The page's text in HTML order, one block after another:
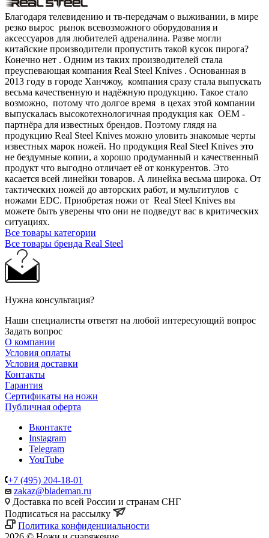
Благодаря телевидению и тв-передачам о выживании, в мире
резко вырос рынок всевозможного оборудования и
аксессуаров для любителей адреналина. Разве могли
китайские производители пропустить такой кусок пирога?
Конечно нет . Одним из таких производителей стала
преуспевающая компания Real Steel Knives . Основанная в
2013 году в городе Ханчжоу, компания сразу стала выпускать
весьма качественную и надёжную продукцию. Такое стало
возможно, потому что долгое время в цехах этой компании
выпускалась высокотехнологичная продукция как OEM -
партнёра для известных брендов. Поэтому глядя на
продукцию Real Steel Knives можно уловить знакомые черты
известных марок ножей. Но продукция Real Steel Knives это
не бездумные копии, а хорошо продуманный и качественный
продукт что выгодно отличает её от конкурентов. Это
касается всей линейки товаров. А линейка весьма широка. От
тактических ножей до авторских работ, и мультитулов с
ножами EDC. Приобретая ножи от Real Steel Knives вы
можете быть уверены что они не подведут вас в критических
ситуациях.
Все товары категории
Все товары бренда Real Steel
Нужна консультация?
Наши специалисты ответят на любой интересующий вопрос
Задать вопрос
О компании
Условия оплаты
Условия доставки
Контакты
Гарантия
Сертификаты на ножи
Публичная оферта
Вконтакте
Instagram
Telegram
YouTube
+7 (495) 204-18-01
zakaz@blademan.ru
Доставка по всей России и странам СНГ
Подписаться на рассылку
Политика конфиденциальности